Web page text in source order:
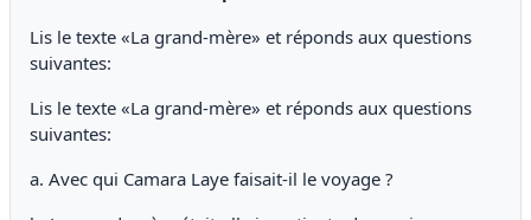
Lis le texte «La grand-mère» et réponds aux questions
suivantes:
Lis le texte «La grand-mère» et réponds aux questions
suivantes:
a. Avec qui Camara Laye faisait-il le voyage ?